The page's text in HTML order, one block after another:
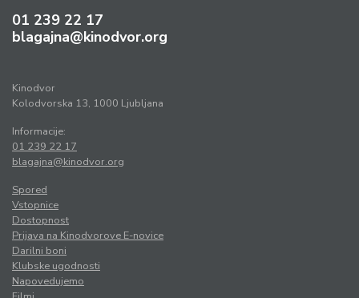
01 239 22 17
blagajna@kinodvor.org
Kinodvor
Kolodvorska 13, 1000 Ljubljana
Informacije:
01 239 22 17
blagajna@kinodvor.org
Spored
Vstopnice
Dostopnost
Prijava na Kinodvorove E-novice
Darilni boni
Klubske ugodnosti
Napovedujemo